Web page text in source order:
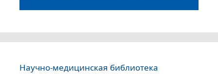
Научно-медицинская библиотека